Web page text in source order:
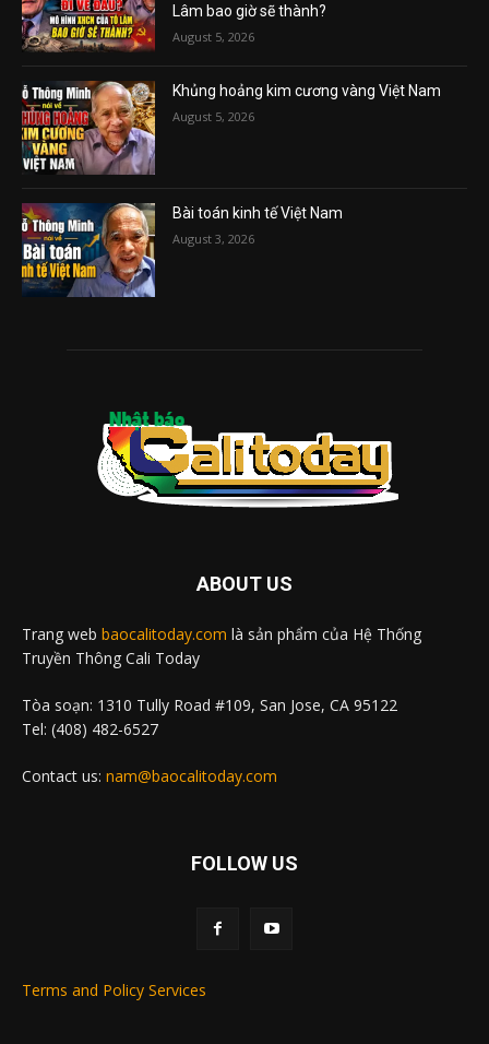
Lâm bao giờ sẽ thành?
August 5, 2026
Khủng hoảng kim cương vàng Việt Nam
August 5, 2026
Bài toán kinh tế Việt Nam
August 3, 2026
ABOUT US
Trang web baocalitoday.com là sản phẩm của Hệ Thống
Truyền Thông Cali Today
Tòa soạn: 1310 Tully Road #109, San Jose, CA 95122
Tel: (408) 482-6527
Contact us: nam@baocalitoday.com
FOLLOW US
Terms and Policy Services